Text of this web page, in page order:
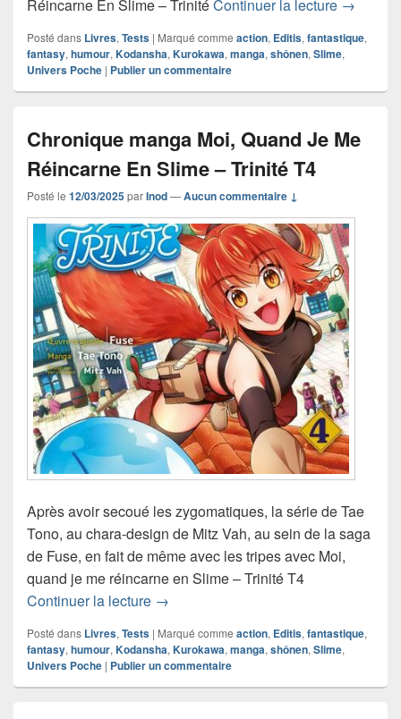
Réincarne En Slime – TrinitéContinuer la lecture →
Posté dans Livres, Tests | Marqué comme action, Editis, fantastique,
fantasy, humour, Kodansha, Kurokawa, manga, shônen, Slime,
Univers Poche | Publier un commentaire
Chronique manga Moi, Quand Je Me
Réincarne En Slime – Trinité T4
Posté le 12/03/2025parInod—Aucun commentaire ↓
Après avoir secoué les zygomatiques, la série de Tae
Tono, au chara-design de Mitz Vah, au sein de la saga
de Fuse, en fait de même avec les tripes avec Moi,
quand je me réincarne en Slime – Trinité T4
Continuer la lecture Chronique manga Moi, Quand Je Me
→
Posté dans Livres, Tests | Marqué comme action, Editis, fantastique,
fantasy, humour, Kodansha, Kurokawa, manga, shônen, Slime,
Univers Poche | Publier un commentaire